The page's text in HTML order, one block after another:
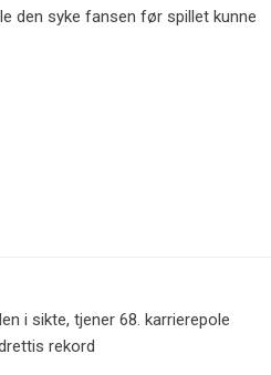
den syke fansen før spillet kunne
i sikte, tjener 68. karrierepole
rekord